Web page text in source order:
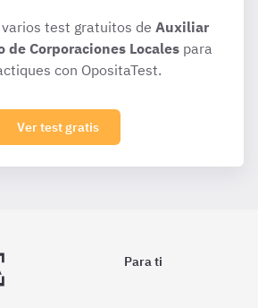
test gratuitos de Auxiliar
Corporaciones Localespara
con OpositaTest.
Ver test gratis
Para ti